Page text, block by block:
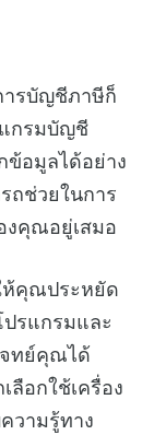
ารบัญชีภาษีก็
กรมบัญชี
อมูลได้อย่าง
ถช่วยในการ
งคุณอยู่เสมอ
ห้คุณประหยัด
รแกรมและ
ทย์คุณได้
อกใช้เครื่อง
วามรู้ทาง